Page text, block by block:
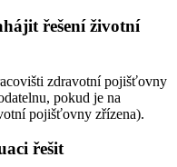
řešení životní
zdravotní pojišťovny
pokud je na
pojišťovny zřízena).
řešit